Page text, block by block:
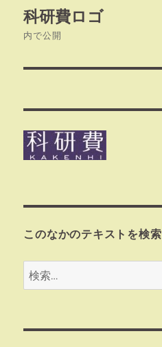
稿
ゲ
ー
ョ
ン
科研費ロゴ
内で公開
このなかのテキストを検索
検
索: